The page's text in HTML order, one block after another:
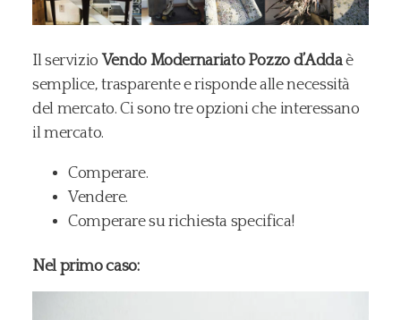
Il servizioVendo Modernariato Pozzo d’Addaè
semplice, trasparente e risponde alle necessità
del mercato. Ci sono tre opzioni che interessano
il mercato.
Comperare.
Vendere.
Comperare su richiesta specifica!
Nel primo caso: